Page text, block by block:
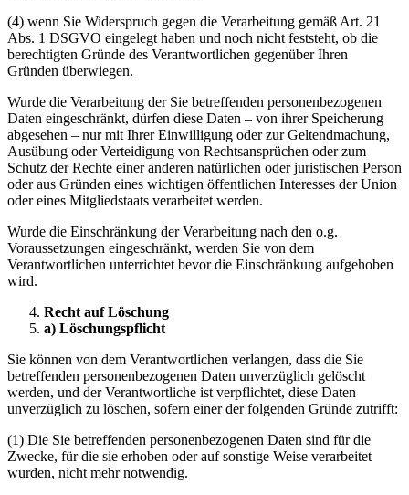
(4) wenn Sie Widerspruch gegen die Verarbeitung gemäß Art. 21
Abs. 1 DSGVO eingelegt haben und noch nicht feststeht, ob die
berechtigten Gründe des Verantwortlichen gegenüber Ihren
Gründen überwiegen.
Wurde die Verarbeitung der Sie betreffenden personenbezogenen
Daten eingeschränkt, dürfen diese Daten – von ihrer Speicherung
abgesehen – nur mit Ihrer Einwilligung oder zur Geltendmachung,
Ausübung oder Verteidigung von Rechtsansprüchen oder zum
Schutz der Rechte einer anderen natürlichen oder juristischen Person
oder aus Gründen eines wichtigen öffentlichen Interesses der Union
oder eines Mitgliedstaats verarbeitet werden.
Wurde die Einschränkung der Verarbeitung nach den o.g.
Voraussetzungen eingeschränkt, werden Sie von dem
Verantwortlichen unterrichtet bevor die Einschränkung aufgehoben
wird.
Recht auf Löschung
a) Löschungspflicht
Sie können von dem Verantwortlichen verlangen, dass die Sie
betreffenden personenbezogenen Daten unverzüglich gelöscht
werden, und der Verantwortliche ist verpflichtet, diese Daten
unverzüglich zu löschen, sofern einer der folgenden Gründe zutrifft:
(1) Die Sie betreffenden personenbezogenen Daten sind für die
Zwecke, für die sie erhoben oder auf sonstige Weise verarbeitet
wurden, nicht mehr notwendig.